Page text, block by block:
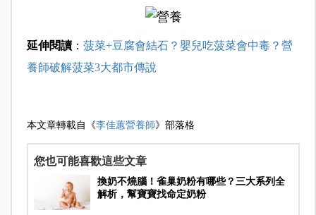
延伸閱讀： 菠菜+豆腐會結石？嬰兒吃菠菜會中毒？營
養師破解菠菜3大都市傳說
本文章轉載自《李佳蕙營養師》部落格
您也可能喜歡這些文章
換奶不燒腦！雀巢奶粉有哪些？三大系列全
解析，幫寶寶找命定奶粉